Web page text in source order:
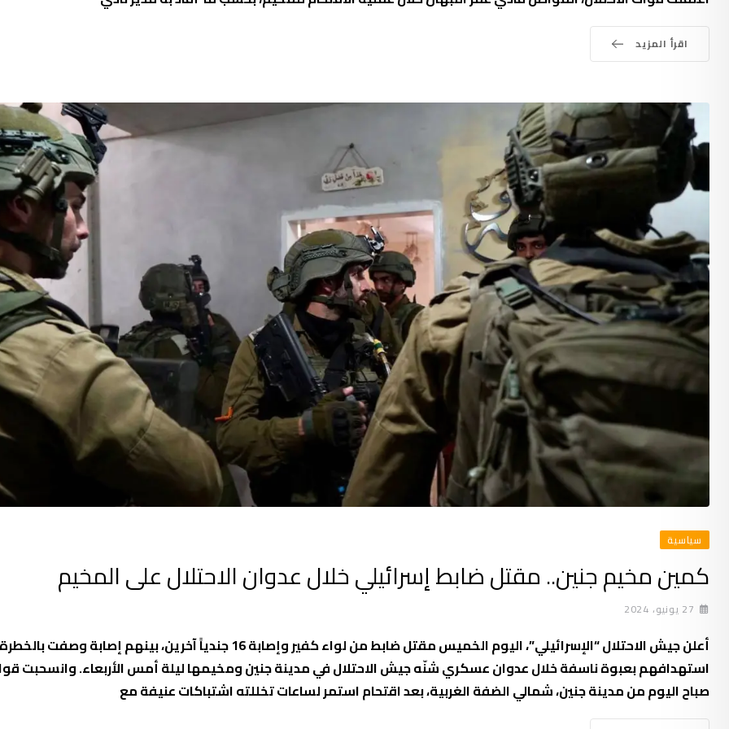
اقرأ المزيد
سياسية
كمين مخيم جنين.. مقتل ضابط إسرائيلي خلال عدوان الاحتلال على المخيم
27 يونيو، 2024
أعلن جيش الاحتلال “الإسرائيلي”، اليوم الخميس مقتل ضابط من لواء كفير وإصابة 16 جندياً آخرين، بينهم
استهدافهم بعبوة ناسفة خلال عدوان عسكري شنّه جيش الاحتلال في مدينة جنين ومخيمها ليلة أمس الأربعاء. وانسحبت
صباح اليوم من مدينة جنين، شمالي الضفة الغربية، بعد اقتحام استمر لساعات تخللته اشتباكات عنيفة مع